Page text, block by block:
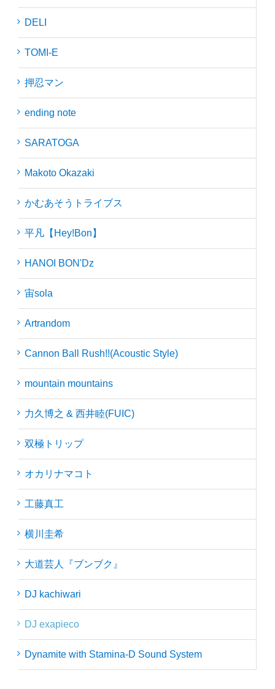
DELI
TOMI-E
押忍マン
ending note
SARATOGA
Makoto Okazaki
かむあそうトライブス
平凡【Hey!Bon】
HANOI BON'Dz
宙sola
Artrandom
Cannon Ball Rush!!(Acoustic Style)
mountain mountains
力久博之 & 西井睦(FUIC)
双極トリップ
オカリナマコト
工藤真工
横川圭希
大道芸人『ブンブク』
DJ kachiwari
DJ exapieco
Dynamite with Stamina-D Sound System